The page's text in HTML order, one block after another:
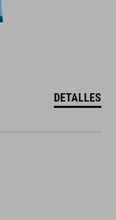
DETALLES